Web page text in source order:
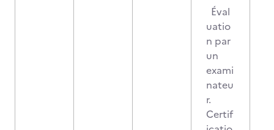
Éval
uatio
n par
un
exami
nateu
r.
Certif